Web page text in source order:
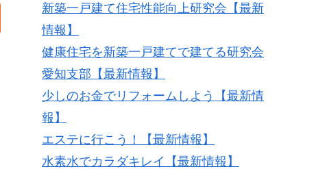
新築一戸建て住宅性能向上研究会【最新
情報】
健康住宅を新築一戸建てで建てる研究会
愛知支部【最新情報】
少しのお金でリフォームしよう【最新情
報】
エステに行こう！【最新情報】
水素水でカラダキレイ【最新情報】